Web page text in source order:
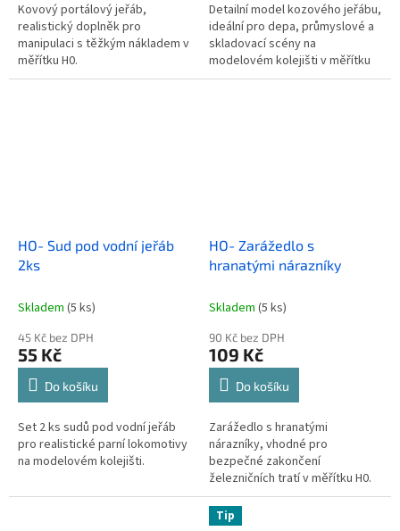
Kovový portálový jeřáb,
realistický doplněk pro
manipulaci s těžkým nákladem v
měřítku H0.
Detailní model kozového jeřábu,
ideální pro depa, průmyslové a
skladovací scény na
modelovém kolejišti v měřítku
H0.
HO- Sud pod vodní jeřáb
2ks
Skladem (5 ks)
45 Kč bez DPH
55 Kč
Do košíku
Set 2 ks sudů pod vodní jeřáb
pro realistické parní lokomotivy
na modelovém kolejišti.
HO- Zarážedlo s
hranatými nárazníky
Skladem (5 ks)
90 Kč bez DPH
109 Kč
Do košíku
Zarážedlo s hranatými
nárazníky, vhodné pro
bezpečné zakončení
železničních tratí v měřítku H0.
Tip